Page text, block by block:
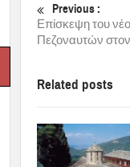
Previous :
Επίσκεψη του
Πεζοναυτών
Related posts